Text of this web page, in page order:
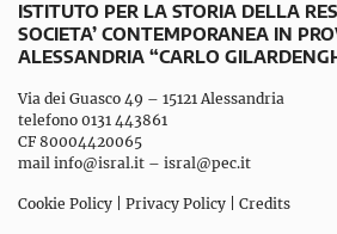
ISTITUTO PER LA STORIA DELLA
SOCIETA’ CONTEMPORANEA IN
ALESSANDRIA “CARLO
Via dei Guasco 49 – 15121 Alessandria
telefono 0131 443861
CF 80004420065
mail info@isral.it – isral@pec.it
Cookie Policy Privacy Policy Credits